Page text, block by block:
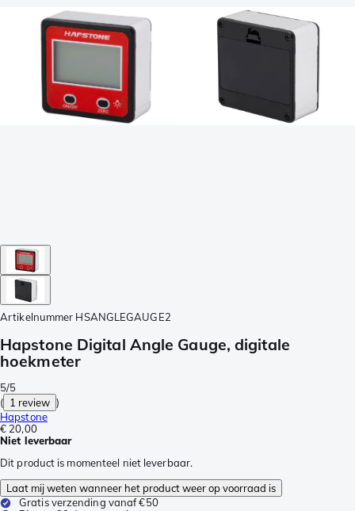
Artikelnummer HSANGLEGAUGE2
Hapstone Digital Angle Gauge, digitale
hoekmeter
5/5
( 1 review )
Hapstone
€ 20,00
Niet leverbaar
Dit product is momenteel niet leverbaar.
Laat mij weten wanneer het product weer op voorraad is
Gratis verzending vanaf €50